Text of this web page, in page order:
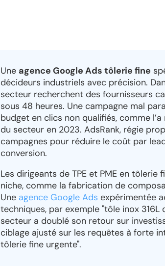
Une agence Google Ads tôlerie fine
décideurs industriels avec précision.
secteur recherchent des fournisseurs
sous 48 heures. Une campagne mal
budget en clics non qualifiés, comme
du secteur en 2023. AdsRank, régie
campagnes pour réduire le coût par
conversion.
Les dirigeants de TPE et PME en
niche, comme la fabrication de
Une agence Google Ads expérimentée
techniques, par exemple "tôle inox 316L
secteur a doublé son retour sur
ciblage ajusté sur les requêtes à forte
tôlerie fine urgente".